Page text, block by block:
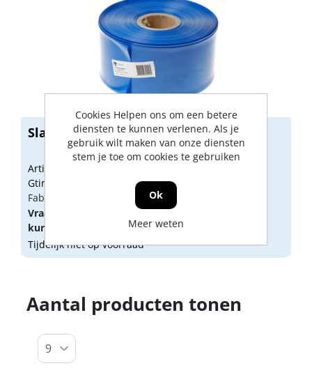
Slang voor hemelwaterafvoer 80mm.
Artikelnummer: 1424690
Gtin: 8718026790295
Fabrikant artikel nummer: 060.1511.15
Vraag een
aan oflog in
kunnen zien.
Tijdelijk niet op voorraad
Aantal producten tonen
Cookies Helpen ons om een betere
diensten te kunnen verlenen. Als je
gebruik wilt maken van onze diensten
stem je toe om cookies te gebruiken
Ok
Meer weten